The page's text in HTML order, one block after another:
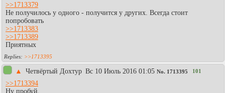
>>1713379
Не получилось у одного - получится у других. Всегда стоит
попробовать
>>1713383
>>1713389
Приятных
>>1713395
▲ Четвёртый Дохтур Вc 10 Июль 2016 01:05 No. 1713395 101
>>1713394
Ну пробуй.